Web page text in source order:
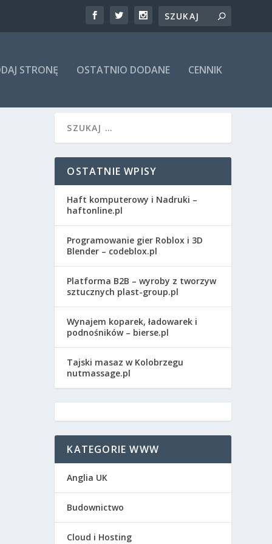
STRONĘ OSTATNIO DODANE CENNIK
OSTATNIE WPISY
Haft komputerowy i Nadruki –
haftonline.pl
Programowanie gier Roblox i 3D
Blender – codeblox.pl
Platforma B2B – wyroby z tworzyw
sztucznych plast-group.pl
Wynajem koparek, ładowarek i
podnośników – bierse.pl
Tajski masaz w Kolobrzegu
nutmassage.pl
KATEGORIE WWW
Anglia UK
Budownictwo
Cloud i Hosting